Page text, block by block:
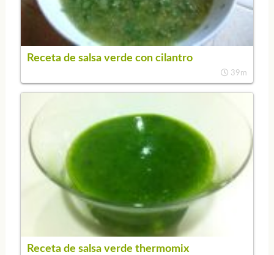
Receta de salsa verde con cilantro
39m
Receta de salsa verde thermomix